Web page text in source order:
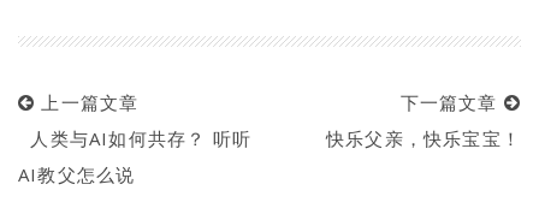
上一篇文章
人类与AI如何共存？ 听听
AI教父怎么说
下一篇文章
快乐父亲，快乐宝宝！